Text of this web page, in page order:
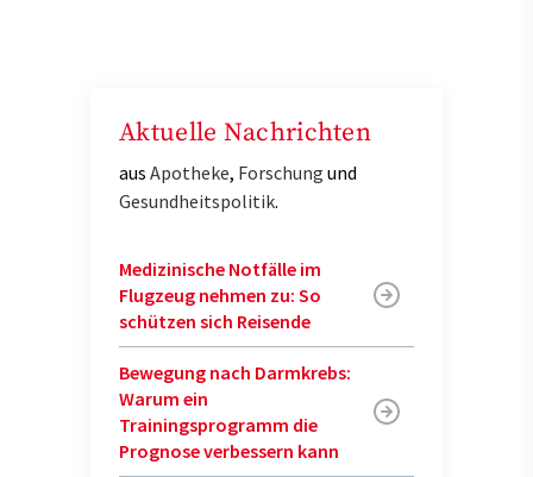
Aktuelle Nachrichten
aus Apotheke, Forschung und
Gesundheitspolitik.
Medizinische Notfälle im
Flugzeug nehmen zu: So
schützen sich Reisende
Bewegung nach Darmkrebs:
Warum ein
Trainingsprogramm die
Prognose verbessern kann